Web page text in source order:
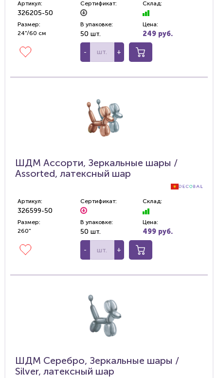
Артикул:
326205-50
Сертификат: Склад:
Размер:
24"/60 см
В упаковке:
50 шт.
Цена:
249 руб.
- +
ШДМ Ассорти, Зеркальные шары /
Assorted, латексный шар
Артикул:
326599-50
Сертификат: Склад:
Размер:
260"
В упаковке:
50 шт.
Цена:
499 руб.
- +
ШДМ Серебро, Зеркальные шары /
Silver, латексный шар